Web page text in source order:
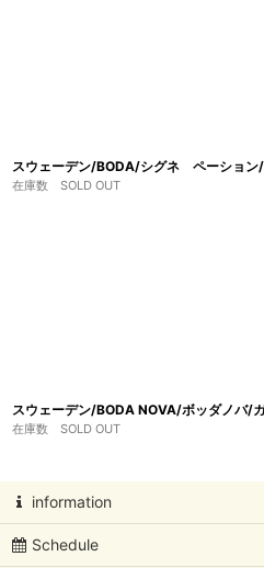
スウェーデン/BODA/シグネ ペーショ
在庫数 SOLD OUT
スウェーデン/BODA NOVA/ボッダノバ/
在庫数 SOLD OUT
information
Schedule